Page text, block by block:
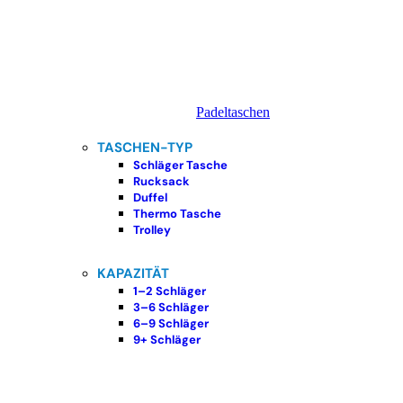
Padeltaschen
TASCHEN-TYP
Schläger Tasche
Rucksack
Duffel
Thermo Tasche
Trolley
KAPAZITÄT
1–2 Schläger
3–6 Schläger
6–9 Schläger
9+ Schläger